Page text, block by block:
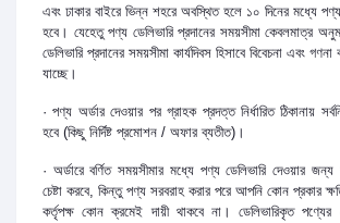
এবং ঢাকার বাইরে ভিন্ন শহরে অবস্থিত হলে ১০ দিনের মধ্যে
হবে। যেহেতু পণ্য ডেলিভারি প্রদানের সময়সীমা কেবলমাত্র
ডেলিভারি প্রদানের সময়সীমা কার্যদিবস হিসাবে বিবেচনা এবং
যাচ্ছে।
· পণ্য অর্ডার দেওয়ার পর গ্রাহক প্রদত্ত নির্ধারিত ঠিকানায়
হবে (কিছু নির্দিষ্ট প্রমোশন / অফার ব্যতীত)।
· অর্ডারে বর্ণিত সময়সীমার মধ্যে পণ্য ডেলিভারি দেওয়ার জন্য
চেষ্টা করবে, কিন্তু পণ্য সরবরাহ করার পরে আপনি কোন প্রকার
কর্তৃপক্ষ কোন ক্রমেই দায়ী থাকবে না। ডেলিভারিকৃত